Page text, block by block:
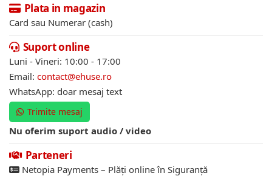
Plata in magazin
Card sau Numerar (cash)
Suport online
Luni - Vineri: 10:00 - 17:00
Email: contact@ehuse.ro
WhatsApp: doar mesaj text
Trimite mesaj
Nu oferim suport audio / video
Parteneri
Netopia Payments – Plăți online în Siguranță